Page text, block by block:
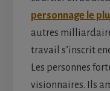
personnage le
autres
travail s’inscrit
Les personnes
visionnaires. Ils